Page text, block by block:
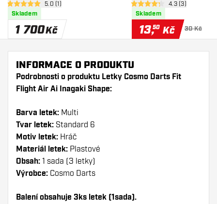
otevřít panel recenzí
5 hodnoticí hvězdičky
5.0 (1)
Skladem
1 700Kč
otevřít panel
4.3 hodnoticí hvězdičky
4.3 (3)
Skladem
13,50 Kč 30 Kč
INFORMACE O PRODUKTU
Podrobnosti o produktu Letky Cosmo Darts Fit
Flight Air Ai Inagaki Shape:
Barva letek: Multi
Tvar letek: Standard 6
Motiv letek: Hráč
Materiál letek: Plastové
Obsah: 1 sada (3 letky)
Výrobce: Cosmo Darts
Balení obsahuje 3ks letek (1sada).